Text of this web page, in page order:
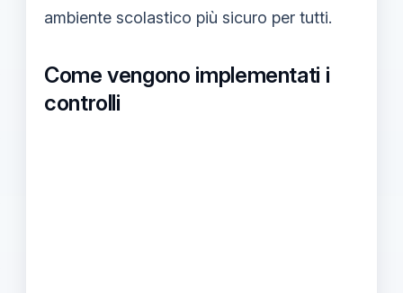
ambiente scolastico più sicuro per tutti.
Come vengono implementati i
controlli